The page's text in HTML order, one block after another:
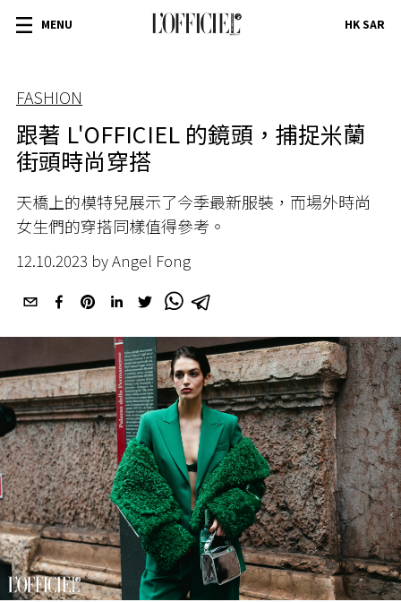
MENU HK SAR
FASHION
跟著 L'OFFICIEL 的鏡頭，捕捉米蘭
街頭時尚穿搭
天橋上的模特兒展示了今季最新服裝，而場外時尚
女生們的穿搭同樣值得參考。
12.10.2023 by Angel Fong